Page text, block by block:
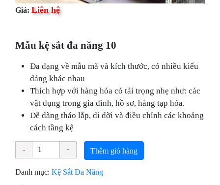
Giá: Liên hệ
Mẫu kệ sắt đa năng 10
Đa dạng về mẫu mã và kích thước, có nhiều kiểu
dáng khác nhau
Thích hợp với hàng hóa có tải trọng nhẹ như: các
vật dụng trong gia đình, hồ sơ, hàng tạp hóa.
Dễ dàng tháo lắp, di dời và điều chỉnh các khoảng
cách tầng kệ
Thêm giỏ hàng
Danh mục:Kệ Sắt Đa Năng